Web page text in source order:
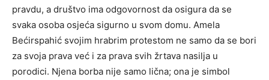
pravdu, a društvo ima odgovornost da osigura da se
svaka osoba osjeća sigurno u svom domu. Amela
Bećirspahić svojim hrabrim protestom ne samo da se bori
za svoja prava već i za prava svih žrtava nasilja u
porodici. Njena borba nije samo lična; ona je simbol